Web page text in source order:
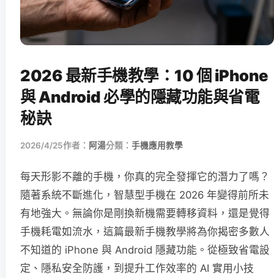
2026 最新手機教學：10 個 iPhone
與 Android 必學的隱藏功能與省電
秘訣
2026/4/25作者： 阿湯分類： 手機應用教學
每天形影不離的手機，你真的完全發揮它的潛力了嗎？
隨著系統不斷進化，智慧型手機在 2026 年變得前所未
有地強大。無論你是剛換新機需要轉移資料，還是覺得
手機耗電如流水，這篇最新手機教學將為你揭密多數人
不知道的 iPhone 與 Android 隱藏功能。從極致省電設
定、隱私安全防護，到提升工作效率的 AI 實用小技